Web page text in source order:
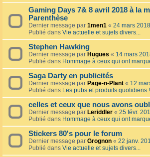
Gaming Days 7& 8 avril 2018 à la
Parenthèse
Dernier message par 1men1 « 24 mars
Publié dans Vie actuelle et sujets divers...
Stephen Hawking
Dernier message par Hugues « 14 mars
Publié dans Hommage à ceux qui ont
Saga Darty en publicités
Dernier message par Page-n-Plant « 12
Publié dans Les pubs et produits quotidiens !
celles et ceux que nous avons
Dernier message par Leriddler « 25 févr.
Publié dans Hommage à ceux qui ont
Stickers 80's pour le forum
Dernier message par Grognon « 22 janv.
Publié dans Vie actuelle et sujets divers...